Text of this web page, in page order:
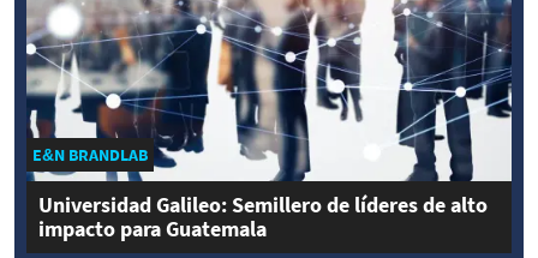
E&N BRANDLAB
Universidad Galileo: Semillero de líderes de alto
impacto para Guatemala